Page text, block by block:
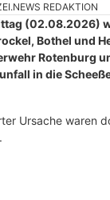
REDAKTION
(02.08.2026)
Bothel und
Rotenburg
in die
Ursache waren